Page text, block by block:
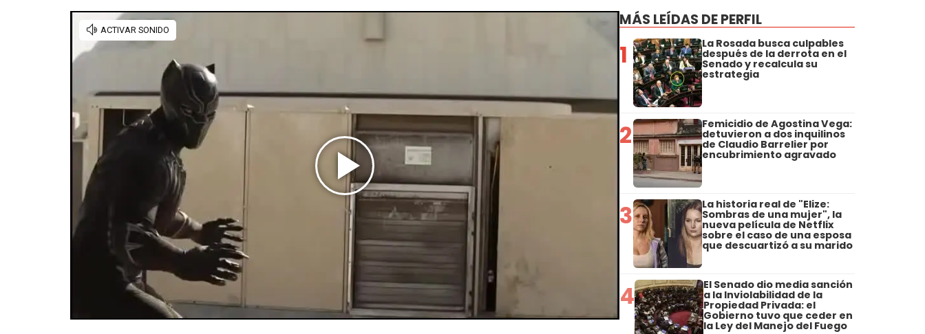
MÁS LEÍDAS DE PERFIL
1 La Rosada busca culpables
después de la derrota en el
Senado y recalcula su
estrategia
2 Femicidio de Agostina Vega:
detuvieron a dos inquilinos
de Claudio Barrelier por
encubrimiento agravado
3 La historia real de "Elize:
Sombras de una mujer", la
nueva película de Netflix
sobre el caso de una esposa
que descuartizó a su marido
4 El Senado dio media sanción
a la Inviolabilidad de la
Propiedad Privada: el
Gobierno tuvo que ceder en
la Ley del Manejo del Fuego